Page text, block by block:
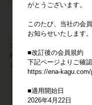
エコロファニチャーの"強み"
紹介。他の家具卸サイトとは
ます！
がとうございます。
このたび、当社の会
お知らせいたします。
■改訂後の会員規約
下記ページよりご確認
https://ena-
■適用開始日
2026年4月22日